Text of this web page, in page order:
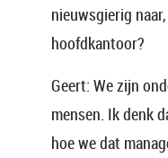
nieuwsgierig
hoofdkantoor?
Geert: We zijn
mensen. Ik denk
hoe we dat